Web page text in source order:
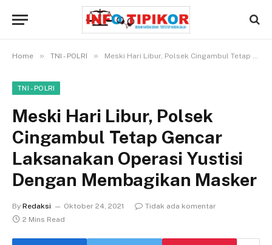
Home » TNI - POLRI » Meski Hari Libur, Polsek Cingambul Tetap Gencar Laksanakan Operasi Yustisi Dengan Membagikan Masker
TNI - POLRI
Meski Hari Libur, Polsek
Cingambul Tetap Gencar
Laksanakan Operasi Yustisi
Dengan Membagikan Masker
By Redaksi Oktober 24, 2021
Tidak ada komentar
2 Mins Read